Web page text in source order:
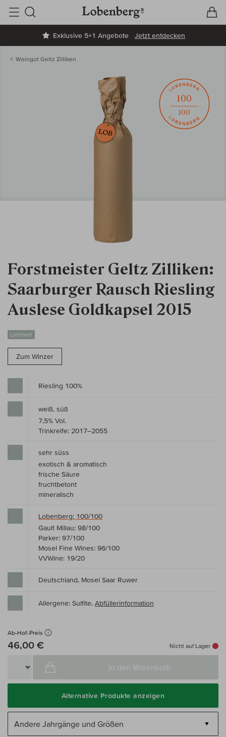
Exklusive 5+1 Angebote Jetzt entdecken
Suche
Weingut Geltz Zilliken
Forstmeister Geltz Zilliken:
Saarburger Rausch Riesling
Auslese Goldkapsel 2015
Limitiert
Zum Winzer
100
100
Riesling 100%
weiß, süß
7,5% Vol.
Trinkreife: 2017–2055
sehr süss
exotisch & aromatisch
frische Säure
fruchtbetont
mineralisch
Lobenberg: 100/100
Gault Millau: 98/100
Parker: 97/100
Mosel Fine Wines: 96/100
VVWine: 19/20
Deutschland, Mosel Saar Ruwer
Allergene: Sulfite, Abfüllerinformation
Ab-Hof-Preis
46,00 € Nicht auf Lager
In den Warenkorb
Alternative Produkte anzeigen